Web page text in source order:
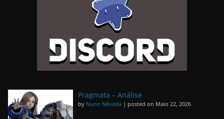
Pragmata – Análise
by Nuno Nêveda | posted on Maio 22, 2026